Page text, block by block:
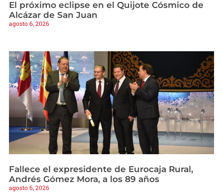
El próximo eclipse en el Quijote Cósmico de
Alcázar de San Juan
agosto 6, 2026
Fallece el expresidente de Eurocaja Rural,
Andrés Gómez Mora, a los 89 años
agosto 6, 2026